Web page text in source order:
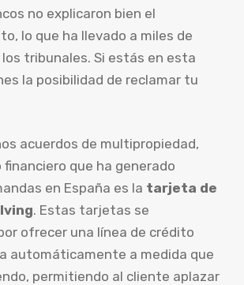
no explicaron bien el
lo que ha llevado a miles de
tribunales. Si estás en esta
la posibilidad de reclamar tu
acuerdos de multipropiedad,
que ha generado
en España es la tarjeta de
. Estas tarjetas se
ofrecer una línea de crédito
automáticamente a medida que
permitiendo al cliente aplazar